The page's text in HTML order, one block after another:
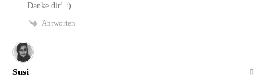
Danke dir! :)
Antworten
Susi